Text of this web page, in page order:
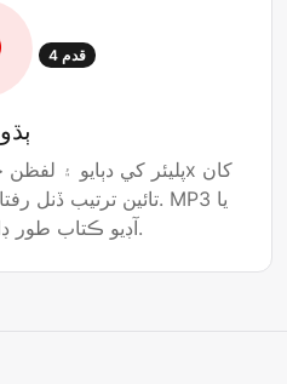
قدم 4
ٻڌو
آڊيو ڪتاب طور ڊائون لوڊ ڪريو.